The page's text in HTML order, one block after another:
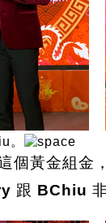
。
個黃金組金
跟 BChiu